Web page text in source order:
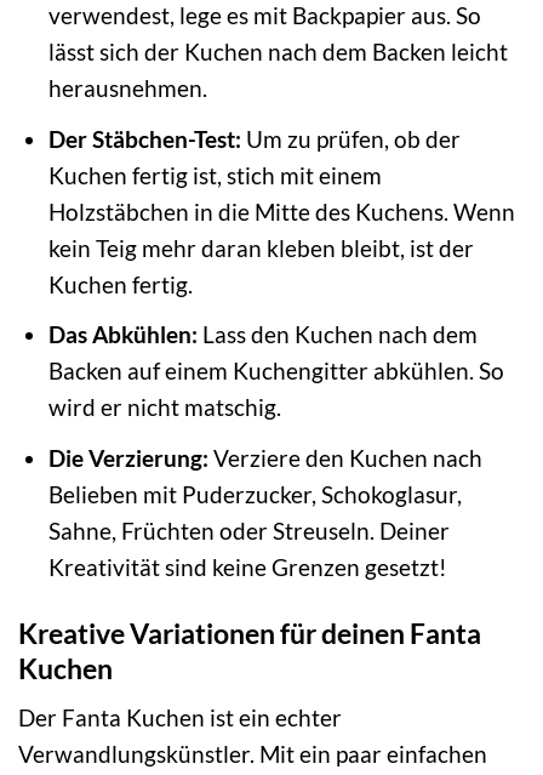
verwendest, lege es mit Backpapier aus. So
lässt sich der Kuchen nach dem Backen leicht
herausnehmen.
Der Stäbchen-Test: Um zu prüfen, ob der
Kuchen fertig ist, stich mit einem
Holzstäbchen in die Mitte des Kuchens. Wenn
kein Teig mehr daran kleben bleibt, ist der
Kuchen fertig.
Das Abkühlen: Lass den Kuchen nach dem
Backen auf einem Kuchengitter abkühlen. So
wird er nicht matschig.
Die Verzierung: Verziere den Kuchen nach
Belieben mit Puderzucker, Schokoglasur,
Sahne, Früchten oder Streuseln. Deiner
Kreativität sind keine Grenzen gesetzt!
Kreative Variationen für deinen Fanta
Kuchen
Der Fanta Kuchen ist ein echter
Verwandlungskünstler. Mit ein paar einfachen